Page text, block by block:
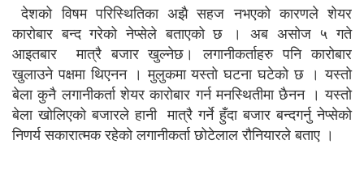
देशको विषम परिस्थितिका अझै सहज नभएको कारणले शेयर
कारोबार बन्द गरेको नेप्सेले बताएको छ । अब असोज ५ गते
आइतबार मात्रै बजार खुल्नेछ। लगानीकर्ताहरु पनि कारोबार
खुलाउने पक्षमा थिएनन । मुलुकमा यस्तो घटना घटेको छ । यस्तो
बेला कुनै लगानीकर्ता शेयर कारोबार गर्न मनस्थितीमा छैनन । यस्तो
बेला खोलिएको बजारले हानी मात्रै गर्ने हुँदा बजार बन्दगर्नु नेप्सेको
निणर्य सकारात्मक रहेको लगानीकर्ता छोटेलाल रौनियारले बताए ।